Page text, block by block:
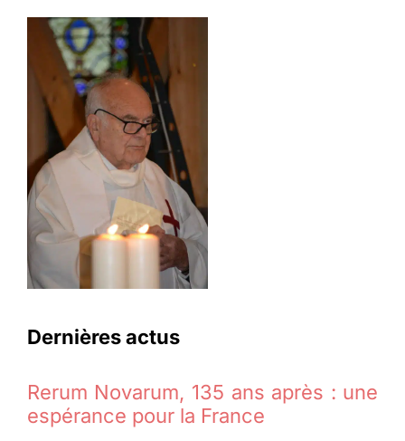
Dernières actus
Rerum Novarum, 135 ans après : une
espérance pour la France